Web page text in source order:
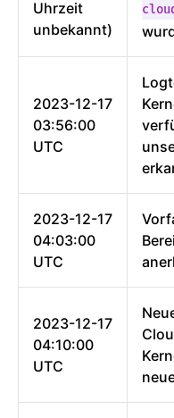
Uhrzeit
unbekannt)
2023-12-17
03:56:00
UTC
2023-12-17
04:03:00
UTC
2023-12-17
04:10:00
UTC